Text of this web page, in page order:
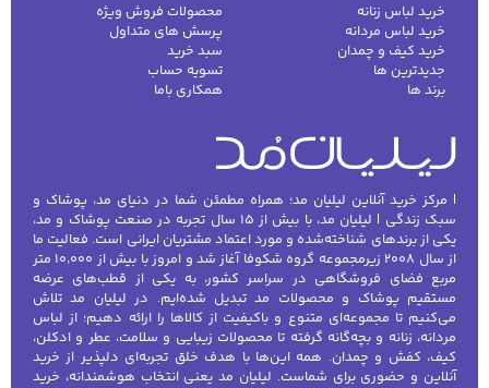
خرید لباس زنانه
خرید لباس مردانه
خرید کیف و چمدان
جدیدترین ها
برند ها
محصولات فروش ویژه
پرسش های متداول
سبد خرید
تسویه حساب
همکاری باما
| مرکز خرید آنلاین لیلیان مد؛ همراه مطمئن شما در دنیای مد، پوشاک و
سبک زندگی | لیلیان مد، با بیش از ۱۵ سال تجربه در صنعت پوشاک و مد،
یکی از برندهای شناخته‌شده و مورد اعتماد مشتریان ایرانی است. فعالیت ما
از سال ۲۰۰۸ زیرمجموعه گروه شکوفا آغاز شد و امروز با بیش از ۱۰٬۰۰۰ متر
مربع فضای فروشگاهی در سراسر کشور، به یکی از قطب‌های عرضه
مستقیم پوشاک و محصولات مد تبدیل شده‌ایم. در لیلیان مد تلاش
می‌کنیم تا مجموعه‌ای متنوع و باکیفیت از کالاها را ارائه دهیم؛ از لباس
مردانه، زنانه و بچه‌گانه گرفته تا محصولات زیبایی و سلامت، عطر و ادکلن،
کیف، کفش و چمدان. همه این‌ها با هدف خلق تجربه‌ای دلپذیر از خرید
آنلاین و حضوری برای شماست. لیلیان مد یعنی انتخاب هوشمندانه، خرید